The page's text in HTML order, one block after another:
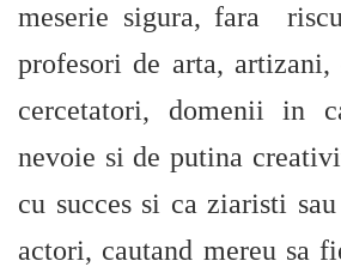
meserie sigura, fara
profesori de arta,
cercetatori, domenii in
nevoie si de putina
cu succes si ca ziaristi
actori, cautand mereu sa